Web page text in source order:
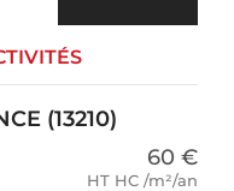
(13210)
60 €
HT HC /m²/an